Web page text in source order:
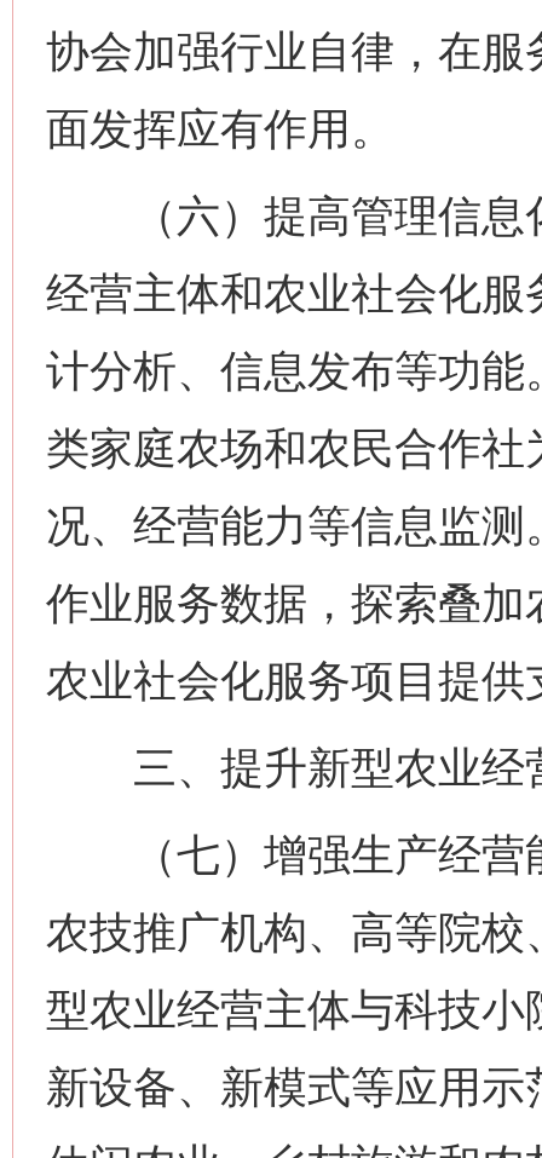
协会加强行业自律，在
面发挥应有作用。
（六）提高管理信息
经营主体和农业社会化
计分析、信息发布等功
类家庭农场和农民合作
况、经营能力等信息监
作业服务数据，探索叠
农业社会化服务项目提供
三、提升新型农业经
（七）增强生产经营
农技推广机构、高等院
型农业经营主体与科技
新设备、新模式等应用